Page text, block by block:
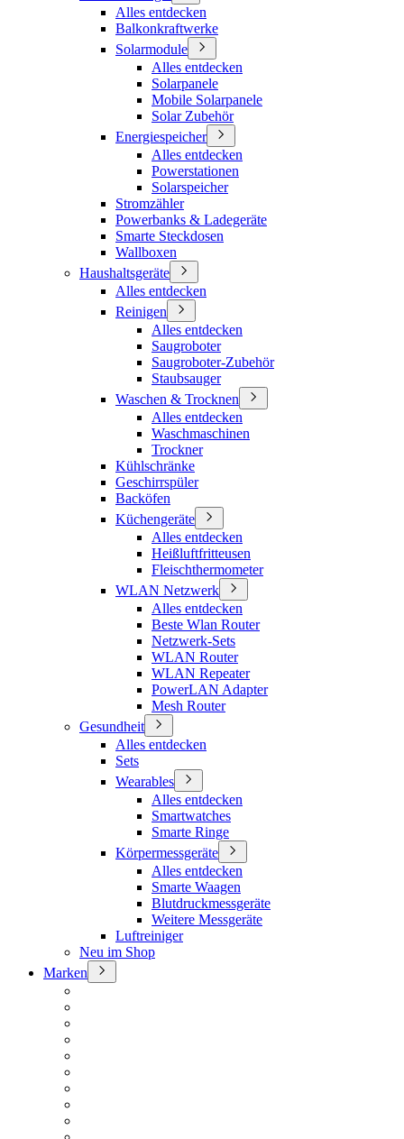
Alles entdecken
Balkonkraftwerke
Solarmodule
Alles entdecken
Solarpanele
Mobile Solarpanele
Solar Zubehör
Energiespeicher
Alles entdecken
Powerstationen
Solarspeicher
Stromzähler
Powerbanks & Ladegeräte
Smarte Steckdosen
Wallboxen
Haushaltsgeräte
Alles entdecken
Reinigen
Alles entdecken
Saugroboter
Saugroboter-Zubehör
Staubsauger
Waschen & Trocknen
Alles entdecken
Waschmaschinen
Trockner
Kühlschränke
Geschirrspüler
Backöfen
Küchengeräte
Alles entdecken
Heißluftfritteusen
Fleischthermometer
WLAN Netzwerk
Alles entdecken
Beste Wlan Router
Netzwerk-Sets
WLAN Router
WLAN Repeater
PowerLAN Adapter
Mesh Router
Gesundheit
Alles entdecken
Sets
Wearables
Alles entdecken
Smartwatches
Smarte Ringe
Körpermessgeräte
Alles entdecken
Smarte Waagen
Blutdruckmessgeräte
Weitere Messgeräte
Luftreiniger
Neu im Shop
Marken